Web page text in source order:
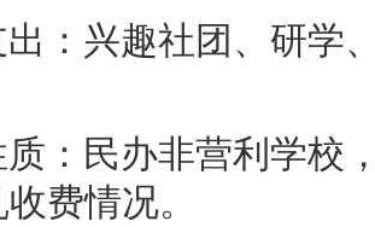
：兴趣社团、研学
：民办非营利学校
费情况。